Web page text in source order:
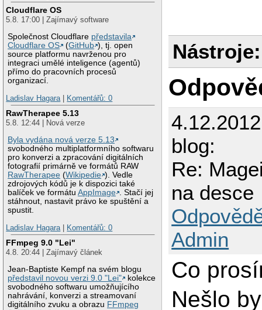
Cloudflare OS
5.8. 17:00 | Zajímavý software
Společnost Cloudflare představila
Cloudflare OS
(GitHub ), tj. open
source platformu navrženou pro
integraci umělé inteligence (agentů)
přímo do pracovních procesů
organizací.
Ladislav Hagara | Komentářů: 0
RawTherapee 5.13
5.8. 12:44 | Nová verze
Byla vydána nová verze 5.13
svobodného multiplatformního softwaru
pro konverzi a zpracování digitálních
fotografií primárně ve formátů RAW
RawTherapee (Wikipedie ). Vedle
zdrojových kódů je k dispozici také
balíček ve formátuAppImage
. Stačí jej
stáhnout, nastavit právo ke spuštění a
spustit.
Ladislav Hagara | Komentářů: 0
FFmpeg 9.0 "Lei"
4.8. 20:44 | Zajímavý článek
Jean-Baptiste Kempf na svém blogu
představil novou verzi 9.0 "Lei"
kolekce
svobodného softwaru umožňujícího
nahrávání, konverzi a streamovaní
digitálního zvuku a obrazu FFmpeg
Nástroje:
blog:
Re:
na desce
Admin
Co
Nešlo